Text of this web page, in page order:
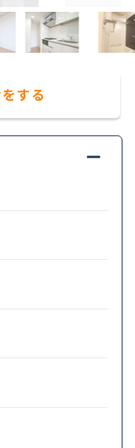
する